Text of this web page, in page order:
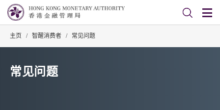
主页 / 智醒消费者 / 常见问题
常见问题